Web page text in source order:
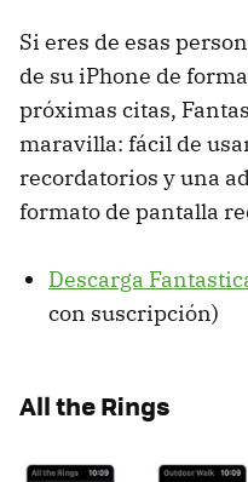
Si eres de esas
de su iPhone de
próximas citas,
maravilla: fácil de
recordatorios y una
formato de pantalla
Descarga
con suscripción)
All the Rings